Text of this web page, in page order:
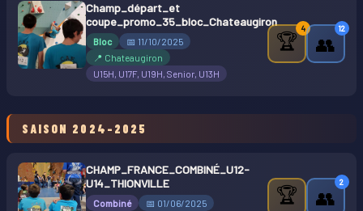
Champ_départ_et
coupe_promo_35_bloc_Chateaugiron
Bloc
📅 11/10/2025
📍 Chateaugiron
U15H, U17F, U19H, Senior, U13H
🏆
4
👥
12
SAISON 2024-2025
CHAMP_FRANCE_COMBINÉ_U12-
U14_THIONVILLE
Combiné
📅 01/06/2025
🏆 👥
2